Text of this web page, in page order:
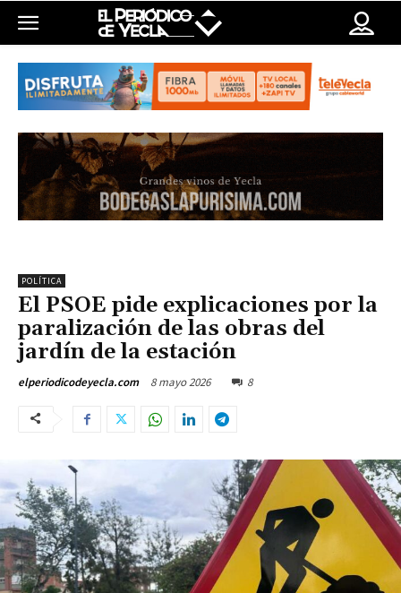
POLÍTICA
El PSOE pide explicaciones por la
paralización de las obras del
jardín de la estación
elperiodicodeyecla.com 8 mayo 2026 8